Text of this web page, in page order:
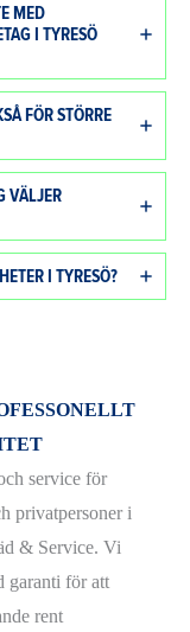
MED
I TYRESÖ
FÖR STÖRRE
VÄLJER
I TYRESÖ?
service för
privatpersoner i
& Service. Vi
garanti för att
rent